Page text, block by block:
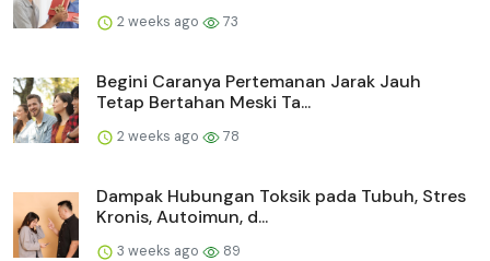
2 weeks ago 73
Begini Caranya Pertemanan Jarak Jauh
Tetap Bertahan Meski Ta...
2 weeks ago 78
Dampak Hubungan Toksik pada Tubuh, Stres
Kronis, Autoimun, d...
3 weeks ago 89